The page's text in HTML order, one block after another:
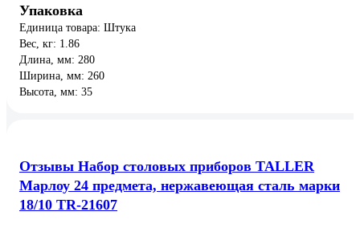
Упаковка
Единица товара: Штука
Вес, кг: 1.86
Длина, мм: 280
Ширина, мм: 260
Высота, мм: 35
Отзывы Набор столовых приборов TALLER
Марлоу 24 предмета, нержавеющая сталь марки
18/10 TR-21607